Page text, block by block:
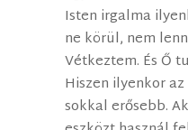
Isten irgalma
ne körül, nem
Vétkeztem. És Ő
Hiszen ilyenkor
sokkal erősebb.